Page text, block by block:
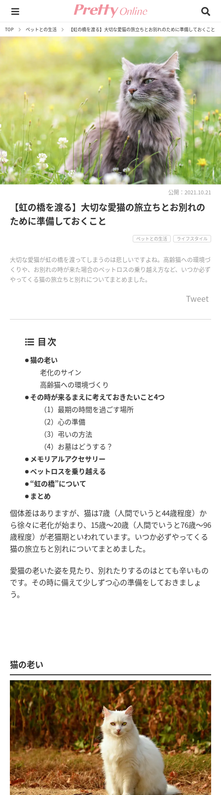
TOP ペットとの生活 【虹の橋を渡る】大切な愛猫の旅立ちとお別れのために準備しておくこと
公開：2021.10.21
【虹の橋を渡る】大切な愛猫の旅立ちとお別れの
ために準備しておくこと
ペットとの生活 ライフスタイル
大切な愛猫が虹の橋を渡ってしまうのは悲しいですよね。高齢猫への環境づ
くりや、お別れの時が来た場合のペットロスの乗り越え方など、いつか必ず
やってくる猫の旅立ちと別れについてまとめました。
Tweet
目次
猫の老い
老化のサイン
高齢猫への環境づくり
その時が来るまえに考えておきたいこと4つ
（1）最期の時間を過ごす場所
（2）心の準備
（3）弔いの方法
（4）お墓はどうする？
メモリアルアクセサリー
ペットロスを乗り越える
“虹の橋”について
まとめ
個体差はありますが、猫は7歳（人間でいうと44歳程度）か
ら徐々に老化が始まり、15歳～20歳（人間でいうと76歳～96
歳程度）が老猫期といわれています。いつか必ずやってくる
猫の旅立ちと別れについてまとめました。
愛猫の老いた姿を見たり、別れたりするのはとても辛いもの
です。その時に備えて少しずつ心の準備をしておきましょ
う。
猫の老い